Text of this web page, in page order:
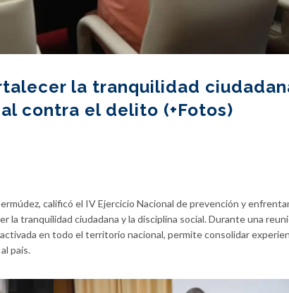
la tranquilidad
contra el delito (+Fotos)
calificó el IV Ejercicio Nacional de prevención y
la tranquilidad ciudadana y la disciplina social. Durante una
en todo el territorio nacional, permite consolidar
país.